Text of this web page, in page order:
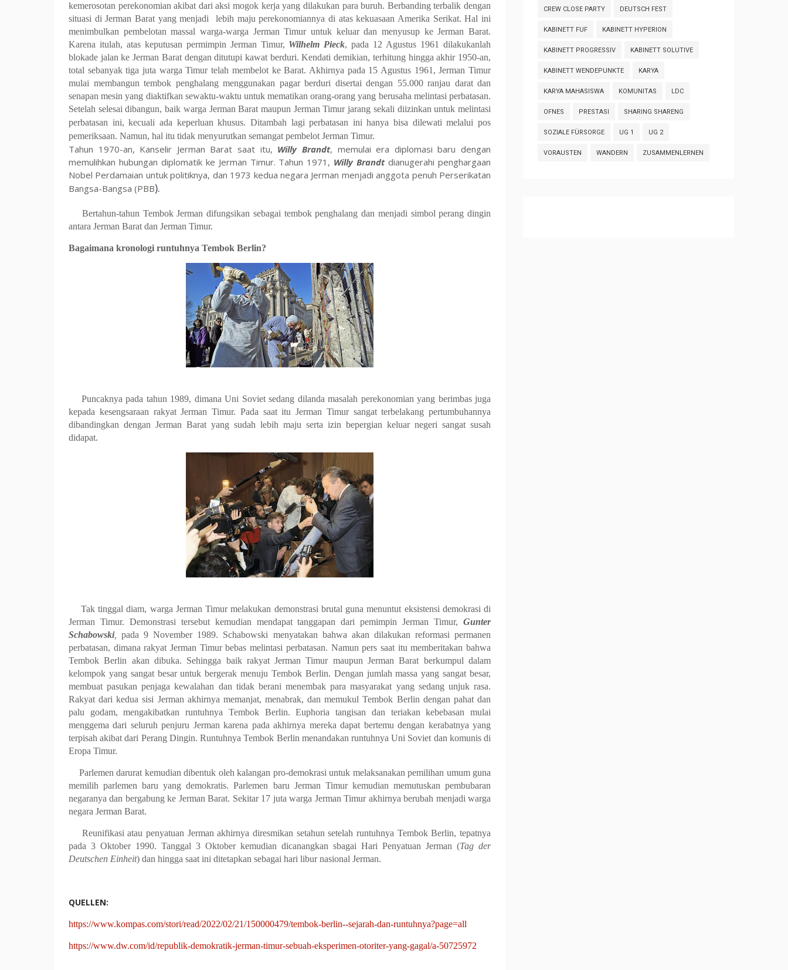
kemerosotan perekonomian akibat dari aksi mogok kerja yang dilakukan para buruh. Berbanding terbalik dengan
situasi di Jerman Barat yang menjadi lebih maju perekonomiannya di atas kekuasaan Amerika Serikat. Hal ini
menimbulkan pembelotan massal warga-warga Jerman Timur untuk keluar dan menyusup ke Jerman Barat.
Karena itulah, atas keputusan permimpin Jerman Timur, Wilhelm Pieck, pada 12 Agustus 1961 dilakukanlah
blokade jalan ke Jerman Barat dengan ditutupi kawat berduri. Kendati demikian, terhitung hingga akhir 1950-an,
total sebanyak tiga juta warga Timur telah membelot ke Barat. Akhirnya pada 15 Agustus 1961, Jerman Timur
mulai membangun tembok penghalang menggunakan pagar berduri disertai dengan 55.000 ranjau darat dan
senapan mesin yang diaktifkan sewaktu-waktu untuk mematikan orang-orang yang berusaha melintasi perbatasan.
Setelah selesai dibangun, baik warga Jerman Barat maupun JermanTimur jarang sekali diizinkan untuk melintasi
perbatasan ini, kecuali ada keperluan khusus. Ditambah lagi perbatasan ini hanya bisa dilewati melalui pos
pemeriksaan. Namun, hal itu tidak menyurutkan semangat pembelot Jerman Timur.
Tahun 1970-an, Kanselir Jerman Barat saat itu, Willy Brandt, memulai era diplomasi baru dengan
memulihkan hubungan diplomatik ke Jerman Timur. Tahun 1971, Willy Brandtdianugerahi penghargaan
Nobel Perdamaian untuk politiknya, dan 1973 kedua negara Jerman menjadi anggota penuh Perserikatan
Bangsa-Bangsa (PBB).
Bertahun-tahun Tembok Jerman difungsikan sebagai tembok penghalang dan menjadi simbol perang dingin
antara Jerman Barat dan Jerman Timur.
Bagaimana kronologi runtuhnya Tembok Berlin?
Puncaknya pada tahun 1989, dimana Uni Soviet sedang dilanda masalah perekonomian yang berimbas juga
kepada kesengsaraan rakyat Jerman Timur. Pada saat itu Jerman Timur sangat terbelakang pertumbuhannya
dibandingkan dengan Jerman Barat yang sudah lebih maju serta izin bepergian keluar negeri sangat susah
didapat.
Tak tinggal diam, warga Jerman Timur melakukan demonstrasi brutal guna menuntut eksistensi demokrasi di
Jerman Timur. Demonstrasi tersebut kemudian mendapat tanggapan dari pemimpin Jerman Timur, Gunter
Schabowski,pada 9 November 1989. Schabowski menyatakan bahwa akan dilakukan reformasi permanen
perbatasan, dimana rakyat Jerman Timur bebas melintasi perbatasan. Namun pers saat itu memberitakan bahwa
Tembok Berlin akan dibuka. Sehingga baik rakyat Jerman Timur maupun Jerman Barat berkumpul dalam
kelompok yang sangat besar untuk bergerak menuju Tembok Berlin. Dengan jumlah massa yang sangat besar,
membuat pasukan penjaga kewalahan dan tidak berani menembak para masyarakat yang sedang unjuk rasa.
Rakyat dari kedua sisi Jerman akhirnya memanjat, menabrak, dan memukul Tembok Berlin dengan pahat dan
palu godam, mengakibatkan runtuhnya Tembok Berlin. Euphoria tangisan dan teriakan kebebasan mulai
menggema dari seluruh penjuru Jerman karena pada akhirnya mereka dapat bertemu dengan kerabatnya yang
terpisah akibat dari Perang Dingin. Runtuhnya Tembok Berlin menandakan runtuhnya Uni Soviet dan komunis di
Eropa Timur.
Parlemen darurat kemudian dibentuk oleh kalangan pro-demokrasi untuk melaksanakan pemilihan umum guna
memilih parlemen baru yang demokratis. Parlemen baru Jerman Timur kemudian memutuskan pembubaran
negaranya dan bergabung ke Jerman Barat. Sekitar 17 juta warga Jerman Timur akhirnya berubah menjadi warga
negara Jerman Barat.
Reunifikasi atau penyatuan Jerman akhirnya diresmikan setahun setelah runtuhnya Tembok Berlin, tepatnya
pada 3 Oktober 1990. Tanggal 3 Oktober kemudian dicanangkan sbagai Hari Penyatuan Jerman (Tag der
Deutschen Einheit) dan hingga saat ini ditetapkan sebagai hari libur nasional Jerman.
QUELLEN:
https://www.kompas.com/stori/read/2022/02/21/150000479/tembok-berlin--sejarah-dan-runtuhnya?page=all
https://www.dw.com/id/republik-demokratik-jerman-timur-sebuah-eksperimen-otoriter-yang-gagal/a-50725972
CREW CLOSE PARTY DEUTSCH FEST
KABINETT FUF KABINETT HYPERION
KABINETT PROGRESSIV KABINETT SOLUTIVE
KABINETT WENDEPUNKTE KARYA
KARYA MAHASISWA KOMUNITAS LDC
OFNES PRESTASI SHARING SHARENG
SOZIALE FÜRSORGE UG 1 UG 2
VORAUSTEN WANDERN ZUSAMMENLERNEN